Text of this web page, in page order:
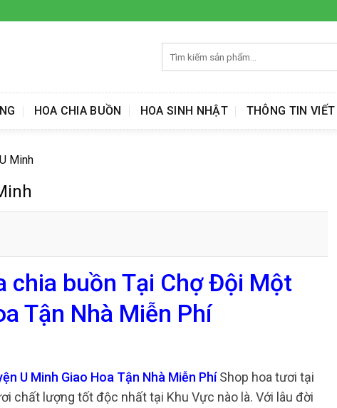
kiếm:
HOA CHIA BUỒN HOA SINH NHẬT THÔNG TIN VIẾT
Minh
chia buồn Tại Chợ Đội Một
Tận Nhà Miễn Phí
U Minh Giao Hoa Tận Nhà Miễn PhíShop hoa tươi tại
chất lượng tốt độc nhất tại Khu Vực nào là. Với lâu đời